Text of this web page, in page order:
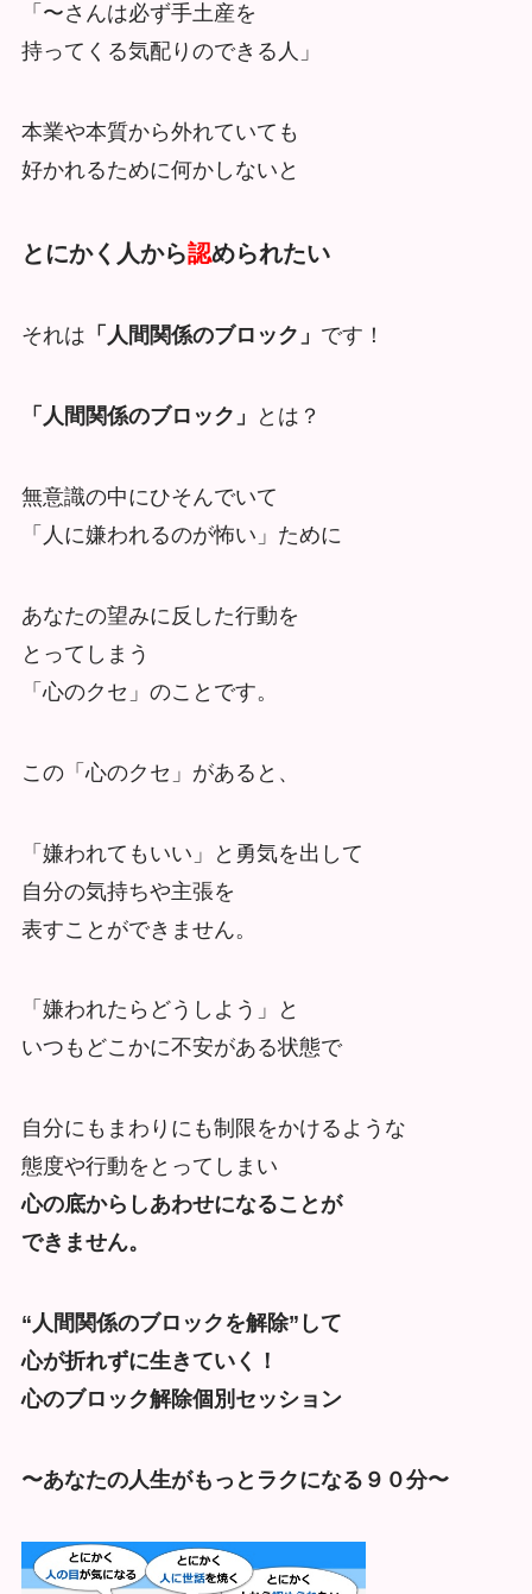
「〜さんは必ず手土産を
持ってくる気配りのできる人」
本業や本質から外れていても
好かれるために何かしないと
とにかく人から認められたい
それは 「人間関係のブロック」 です！
「人間関係のブロック」 とは？
無意識の中にひそんでいて
「人に嫌われるのが怖い」ために
あなたの望みに反した行動を
とってしまう
「心のクセ」のことです。
この「心のクセ」があると、
「嫌われてもいい」と勇気を出して
自分の気持ちや主張を
表すことができません。
「嫌われたらどうしよう」と
いつもどこかに不安がある状態で
自分にもまわりにも制限をかけるような
態度や行動をとってしまい
心の底からしあわせになることが
できません。
“人間関係のブロックを解除”して
心が折れずに生きていく！
心のブロック解除個別セッション
〜あなたの人生がもっとラクになる９０分〜